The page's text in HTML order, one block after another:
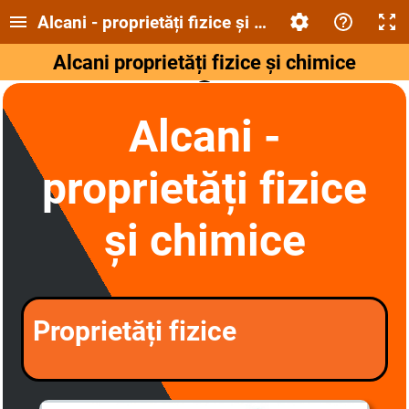
Alcani - proprietăți fizice și chimice
Alcani proprietăți fizice și chimice
Alcani -
proprietăți fizice
și chimice
Proprietăți fizice